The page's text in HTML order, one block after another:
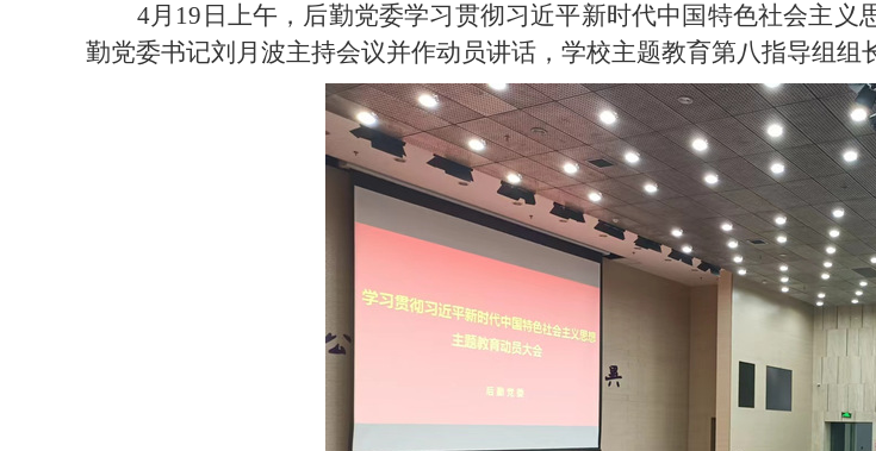
4月19日上午，后勤党委学习贯彻习近平新时代中国特色社会主
勤党委书记刘月波主持会议并作动员讲话，学校主题教育第八指导组组